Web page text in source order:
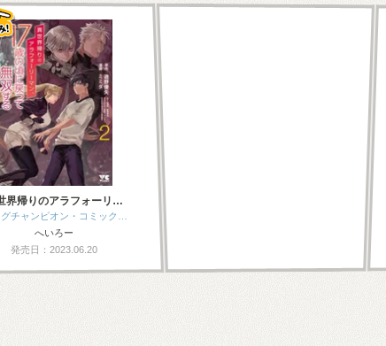
界帰りのアラフォーリ…
チャンピオン・コミック…
へいろー
発売日：2023.06.20